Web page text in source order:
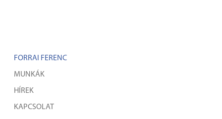
FORRAI FERENC
MUNKÁK
HÍREK
KAPCSOLAT